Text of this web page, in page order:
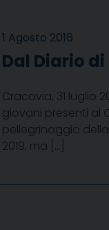
1 Agosto 2016
Dal Diario
Cracovia, 31 luglio
giovani presenti al
pellegrinaggio
2019, ma […]